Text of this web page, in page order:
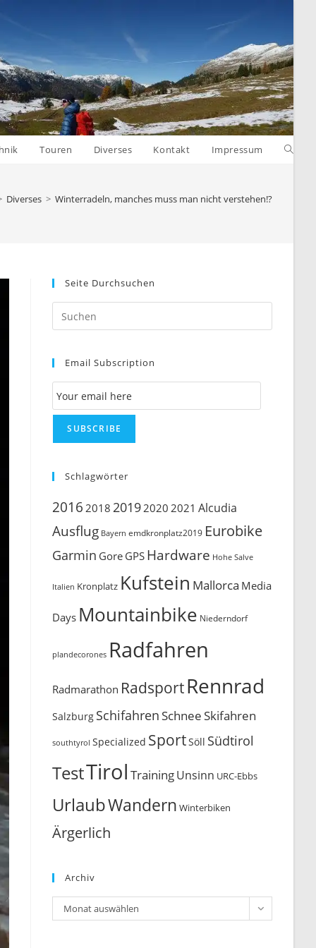
Touren Diverses Kontakt Impressum
Diverses > Winterradeln, manches muss man nicht verstehen!?
Seite Durchsuchen
Escape
Email Subscription
Email Subscription
SUBSCRIBE
Schlagwörter
2016 2018 20192020 2021 Alcudia
Ausflug Bayern emdkronplatz2019 Eurobike
Garmin Gore GPS Hardware Hohe Salve
Italien Kronplatz Kufstein Mallorca Media
Days Mountainbike Niederndorf
plandecorones Radfahren
Radmarathon RadsportRennrad
Salzburg Schifahren Schnee Skifahren
southtyrol Specialized SportSöll Südtirol
TestTirol TrainingUnsinn URC-Ebbs
UrlaubWandern Winterbiken
Ärgerlich
Archiv
Archiv
Monat auswählen